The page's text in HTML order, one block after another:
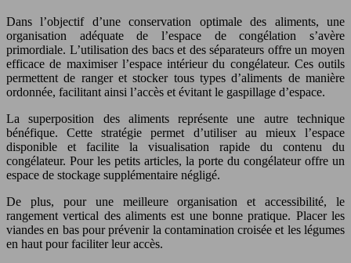
Dans l’objectif d’une conservation optimale des aliments, une
organisation adéquate de l’espace de congélation s’avère
primordiale. L’utilisation des bacs et des séparateurs offre un moyen
efficace de maximiser l’espace intérieur du congélateur. Ces outils
permettent de ranger et stocker tous types d’aliments de manière
ordonnée, facilitant ainsi l’accès et évitant le gaspillage d’espace.
La superposition des aliments représente une autre technique
bénéfique. Cette stratégie permet d’utiliser au mieux l’espace
disponible et facilite la visualisation rapide du contenu du
congélateur. Pour les petits articles, la porte du congélateur offre un
espace de stockage supplémentaire négligé.
De plus, pour une meilleure organisation et accessibilité, le
rangement vertical des aliments est une bonne pratique. Placer les
viandes en bas pour prévenir la contamination croisée et les légumes
en haut pour faciliter leur accès.